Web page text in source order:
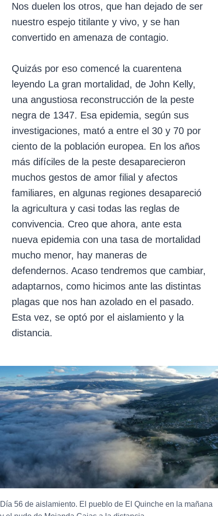
Nos duelen los otros, que han dejado de ser
nuestro espejo titilante y vivo, y se han
convertido en amenaza de contagio.
Quizás por eso comencé la cuarentena
leyendo La gran mortalidad, de John Kelly,
una angustiosa reconstrucción de la peste
negra de 1347. Esa epidemia, según sus
investigaciones, mató a entre el 30 y 70 por
ciento de la población europea. En los años
más difíciles de la peste desaparecieron
muchos gestos de amor filial y afectos
familiares, en algunas regiones desapareció
la agricultura y casi todas las reglas de
convivencia. Creo que ahora, ante esta
nueva epidemia con una tasa de mortalidad
mucho menor, hay maneras de
defendernos. Acaso tendremos que cambiar,
adaptarnos, como hicimos ante las distintas
plagas que nos han azolado en el pasado.
Esta vez, se optó por el aislamiento y la
distancia.
Día 56 de aislamiento. El pueblo de El Quinche en la mañana